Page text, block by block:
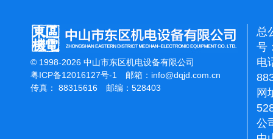
© 1998-2026 中山市东区机电设备有限公司
粤ICP备12016127号-1 邮箱： info@dqjd.com.cn
传真： 88315616 邮编：528403
总
号
电
网
公